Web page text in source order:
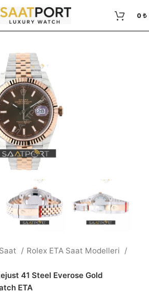
0₺
tıklayın
Rolex ETA Saat Modelleri
41 Steel Everose Gold
ETA